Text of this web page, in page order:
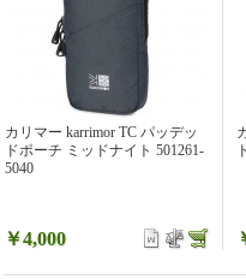
カリマー karrimor TC パッデッ
ドポーチ ミッドナイト 501261-
5040
￥4,000